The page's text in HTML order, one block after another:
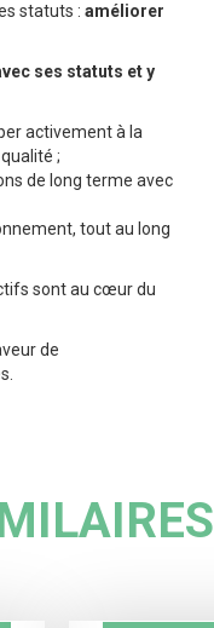
statuts : améliorer
ses statuts et y
activement à la
;
de long terme avec
tout au long
sont au cœur du
de